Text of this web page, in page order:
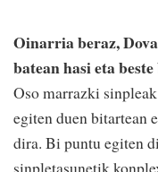
Oinarria beraz,
batean hasi eta
Oso marrazki
egiten duen bitartean
dira. Bi puntu egiten